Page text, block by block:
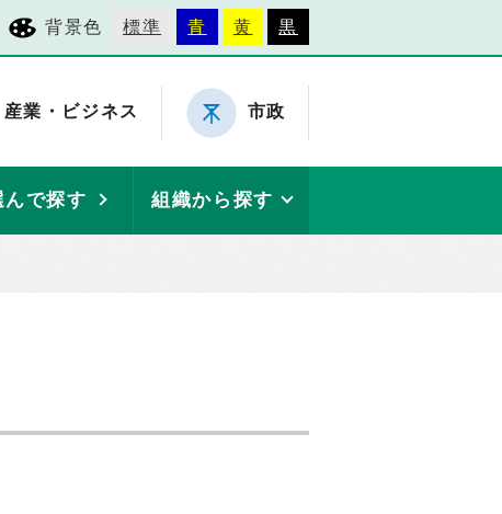
背景色 標準 青 黄 黒
産業・ビジネス 市政
んで探す 組織から探す